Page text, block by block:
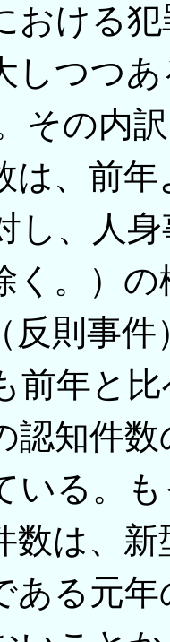
おける
しつつ
その内
は、前
し、人
く。）
反則事
前年と
認知件
いる。
数は、
ある元